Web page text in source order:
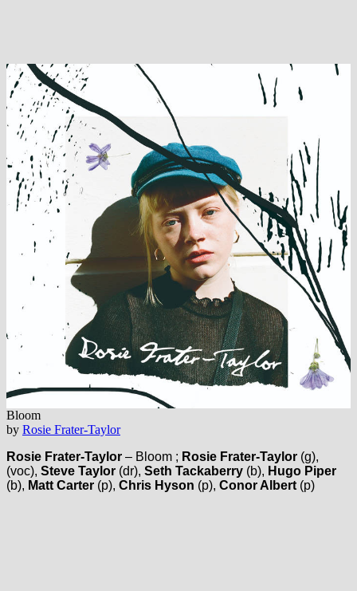
Bloom
by Rosie Frater-Taylor
Rosie Frater-Taylor – Bloom ; Rosie Frater-Taylor (g),
(voc), Steve Taylor (dr), Seth Tackaberry (b), Hugo Piper
(b), Matt Carter (p), Chris Hyson (p), Conor Albert (p)